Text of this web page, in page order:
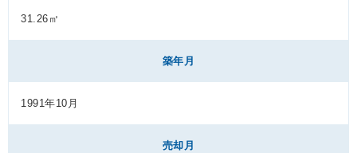
31.26㎡
築年月
1991年10月
売却月